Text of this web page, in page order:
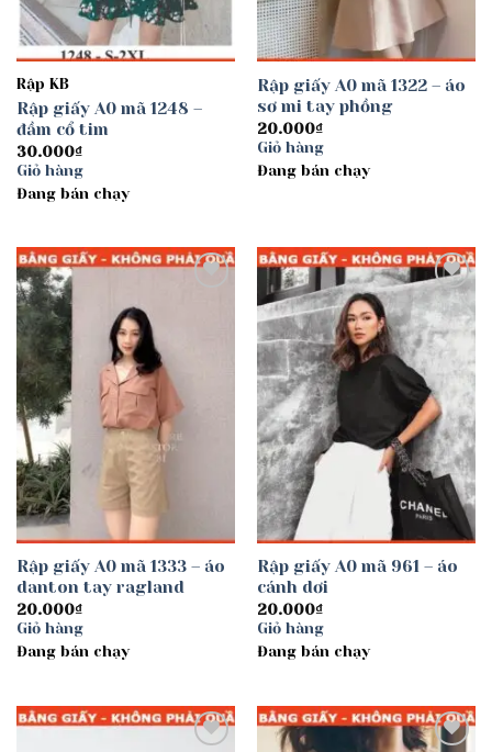
Rập KB
Rập giấy A0 mã 1248 –
đầm cổ tim
30.000₫
Giỏ hàng
Đang bán chạy
Rập giấy A0 mã 1322 – áo
sơ mi tay phồng
20.000₫
Giỏ hàng
Đang bán chạy
Rập giấy A0 mã 1333 – áo
danton tay ragland
20.000₫
Giỏ hàng
Đang bán chạy
Add to
wishlist
Rập giấy A0 mã 961 – áo
cánh dơi
20.000₫
Giỏ hàng
Đang bán chạy